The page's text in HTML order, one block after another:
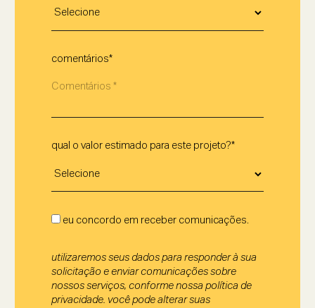
comentários*
qual o valor estimado para este projeto?*
eu concordo em receber comunicações.
utilizaremos seus dados para responder à sua
solicitação e enviar comunicações sobre
nossos serviços, conforme nossa política de
privacidade. você pode alterar suas